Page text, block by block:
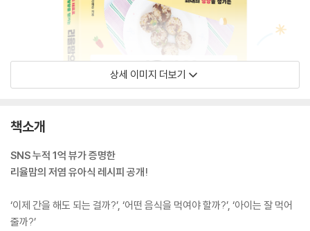
상세 이미지 더보기
책소개
SNS 누적 1억 뷰가 증명한
리율맘의 저염 유아식 레시피 공개!
‘이제 간을 해도 되는 걸까?’, ‘어떤 음식을 먹여야 할까?’, ‘아이는 잘 먹어
줄까?’